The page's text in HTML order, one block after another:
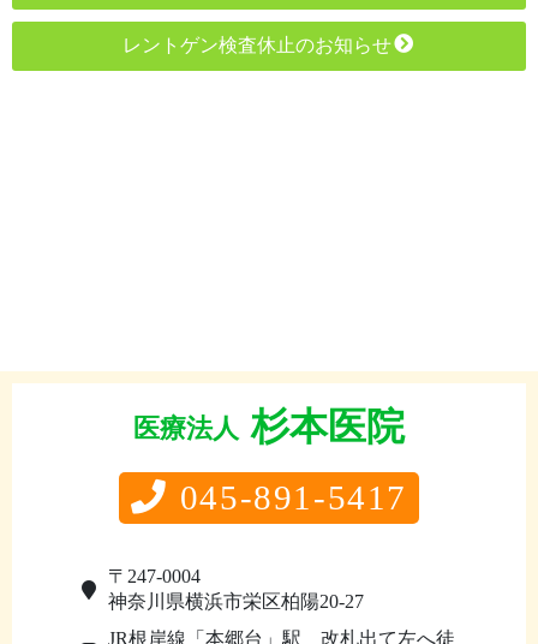
レントゲン検査休止のお知らせ
医療法人 杉本医院
045-891-5417
〒247-0004
神奈川県横浜市栄区柏陽20-27
JR根岸線「本郷台」駅 改札出て左へ徒